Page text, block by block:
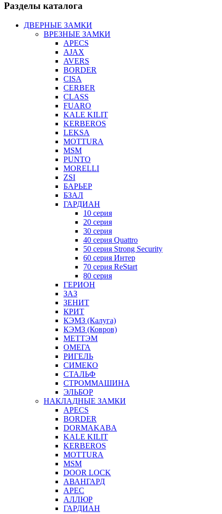
Разделы каталога
ДВЕРНЫЕ ЗАМКИ
ВРЕЗНЫЕ ЗАМКИ
APECS
AJAX
AVERS
BORDER
CISA
CERBER
CLASS
FUARO
KALE KILIT
KERBEROS
LEKSA
MOTTURA
MSM
PUNTO
MORELLI
ZSI
БАРЬЕР
БЗАЛ
ГАРДИАН
10 серия
20 серия
30 серия
40 серия Quattro
50 серия Strong Security
60 серия Интер
70 серия ReStart
80 серия
ГЕРИОН
ЗАЗ
ЗЕНИТ
КРИТ
КЭМЗ (Калуга)
КЭМЗ (Ковров)
МЕТТЭМ
ОМЕГА
РИГЕЛЬ
СИМЕКО
СТАЛЬФ
СТРОММАШИНА
ЭЛЬБОР
НАКЛАДНЫЕ ЗАМКИ
APECS
BORDER
DORMAKABA
KALE KILIT
KERBEROS
MOTTURA
MSM
DOOR LOCK
АВАНГАРД
АРЕС
АЛЛЮР
ГАРДИАН